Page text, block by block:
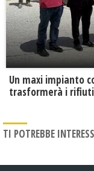
Un maxi impianto
trasformerà i
TI POTREBBE